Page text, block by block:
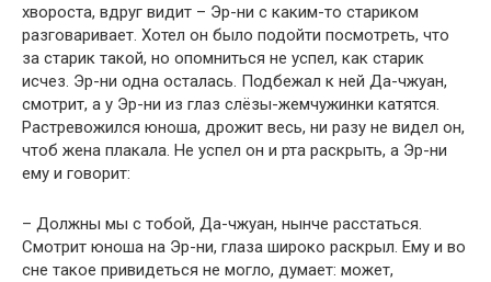
хвороста, вдруг видит – Эр-ни с каким-то стариком
разговаривает. Хотел он было подойти посмотреть, что
за старик такой, но опомниться не успел, как старик
исчез. Эр-ни одна осталась. Подбежал к ней Да-чжуан,
смотрит, а у Эр-ни из глаз слёзы-жемчужинки катятся.
Растревожился юноша, дрожит весь, ни разу не видел он,
чтоб жена плакала. Не успел он и рта раскрыть, а Эр-ни
ему и говорит:
– Должны мы с тобой, Да-чжуан, нынче расстаться.
Смотрит юноша на Эр-ни, глаза широко раскрыл. Ему и во
сне такое привидеться не могло, думает: может,